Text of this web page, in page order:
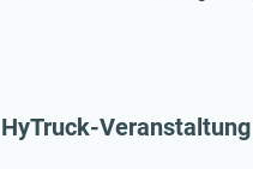
HyTruck-